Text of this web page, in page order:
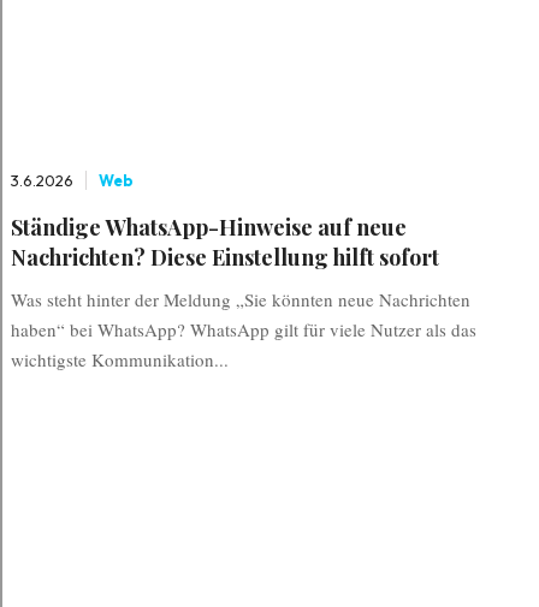
3.6.2026 Web
Ständige WhatsApp-Hinweise auf neue
Nachrichten? Diese Einstellung hilft sofort
Was steht hinter der Meldung „Sie könnten neue Nachrichten
haben“ bei WhatsApp? WhatsApp gilt für viele Nutzer als das
wichtigste Kommunikation...